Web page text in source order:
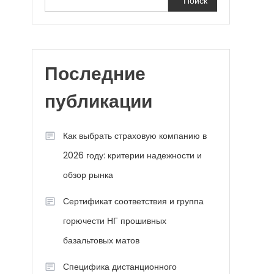
Последние
публикации
Как выбрать страховую компанию в
2026 году: критерии надежности и
обзор рынка
Сертификат соответствия и группа
горючести НГ прошивных
базальтовых матов
Специфика дистанционного